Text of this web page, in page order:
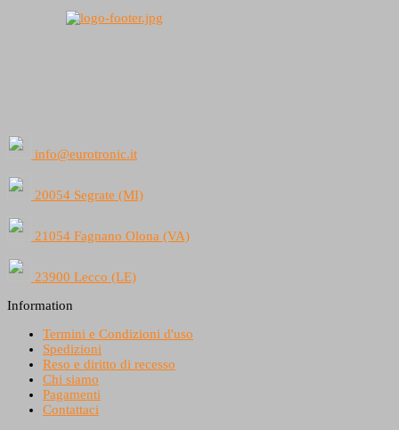
info@eurotronic.it
20054 Segrate (MI)
21054 Fagnano Olona (VA)
23900 Lecco (LE)
Information
Termini e Condizioni d'uso
Spedizioni
Reso e diritto di recesso
Chi siamo
Pagamenti
Contattaci